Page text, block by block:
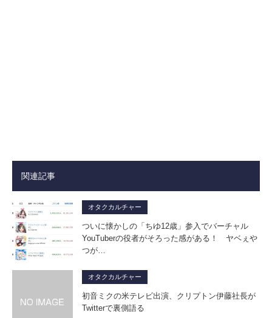
関連記事
オタクカルチャー
ついに懐かしの「ちゆ12歳」参入でバーチャル
YouTuberの役者がそろった感がある！ ヤベぇや
つが…
オタクカルチャー
初音ミクの米テレビ出演、クリプトン伊藤社長が
Twitterで裏側語る